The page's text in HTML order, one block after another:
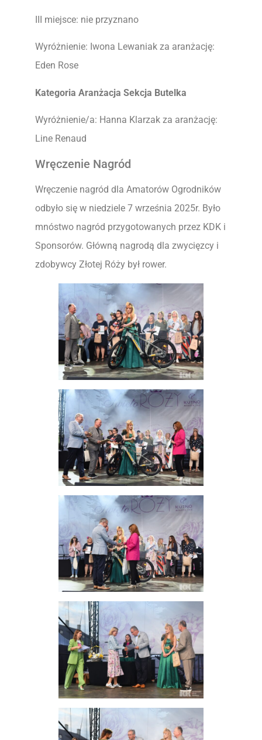
III miejsce: nie przyznano
Wyróżnienie: Iwona Lewaniak za aranżację:
Eden Rose
Kategoria Aranżacja Sekcja Butelka
Wyróżnienie/a: Hanna Klarzak za aranżację:
Line Renaud
Wręczenie Nagród
Wręczenie nagród dla Amatorów Ogrodników
odbyło się w niedziele 7 września 2025r. Było
mnóstwo nagród przygotowanych przez KDK i
Sponsorów. Główną nagrodą dla zwycięzcy i
zdobywcy Złotej Róży był rower.